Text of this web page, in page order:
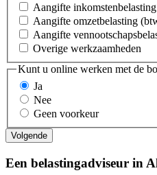
Aangifte inkomstenbelasting
Aangifte omzetbelasting
Aangifte
Overige werkzaamheden
Kunt u online werken met de
Ja
Nee
Geen voorkeur
Een belastingadviseur in